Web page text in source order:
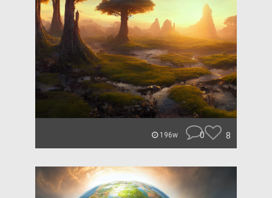
196w 0 8